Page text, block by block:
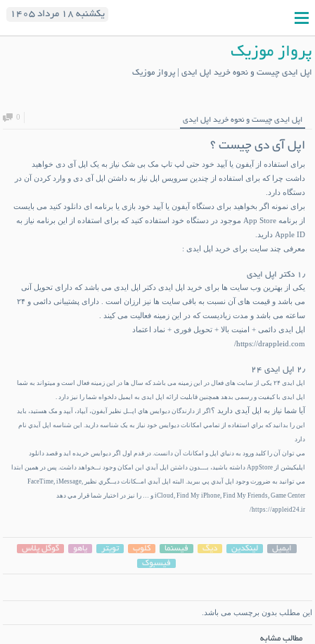
یکشنبه ۱۸ مرداد ۱۴۰۵
پرواز موزیک
اپل ایدی چیست و نحوه خرید اپل ایدی | پرواز موزیک
اپل ایدی چیست و نحوه خرید اپل ایدی 0
اپل آی دی چیست ؟
برای استفاده از آیفون یا آیپد خود حتی لپ تاپ مک بی شک نیاز به یک اپل آی دی خواهید
داشت چرا که برای استفاده از چندین سرویس اپل نیاز به داشتن اپل آی دی و وارد کردن آن در
دستگاه دارد.
برای نمونه اگر بخواهید برای دستگاه آیفون یا آیپد خود بازی یا برنامه ای دانلود کنید می بایست
از برنامه App Store موجود در دستگاه خود استفاده کنید که برای استفاده از این برنامه نیاز به
Apple ID دارید.
معرفی چند سایت برای خرید اپل ایدی :
۱٫ دکتر اپل ایدی
یکی از بهترین وب سایت ها برای خرید اپل ایدی دکتر اپل ایدی می باشد که دارای تحویل آنی
می باشد و قیمت های آن نسبت به باقی سایت ها نیز ارزان است . دارای پشتیبانی دائمی و ۲۴
ساعته می باشد و مدت زیادیست که در این زمینه فعالیت می کیند .
اپل ایدی دائمی + امنیت بالا + تحویل فوری + نماد اعتماد
https://drappleid.com/
۲٫ اپل ایدی ۲۴
اپل ایدی ۲۴ یکی از سایت های فعال در این زمینه می باشد که سال ها در این زمینه فعال است و میتواند به شما
اپل ایدی با کیفیت و رسمی بدهد همچنین قابلیت ارائه اپل ایدی به ایمیل دلخواه شما را نیز دارد .
آیا شما نیاز به اپل آیدی دارید ؟ اگر از دارندگان ديوايس هاي اپــل نظير آيفون، آيپاد، آيپد و مک هستيد، بايد
اين را بدانيد که براي استفاده از تمامي امکانات ديوايس خود نياز به يک شناسه داريد. اين شناسه اپل آيدي نام
دارد
مي توان آن را کليد ورود به دنياي اپل و امکانات آن دانست. در قدم اول اگر ديوايس خريده ايد و قصد دانلود
اپليکيشن از AppStore داشته باشيد، بـــدون داشتن اپل آيدي اين امکان وجود نــخواهد داشت. پس در همين ابتدا
مي توانيد به ضرورت وجود اپل آيدي پي ببريد. البته اپل آيدي امــکانات ديــگري نظير FaceTime, iMessage,
iCloud, Find My iPhone, Find My Friends, Game Center و … را نيز در اختيار شما قرار مي دهد
https://appleid24.ir/
ایمیل لینکدین دیگ فیسنما کلوب تویتر یاهو
گوگل پلاس
فیسبوک
این مطلب بدون برچسب می باشد.
مطالب مشابه